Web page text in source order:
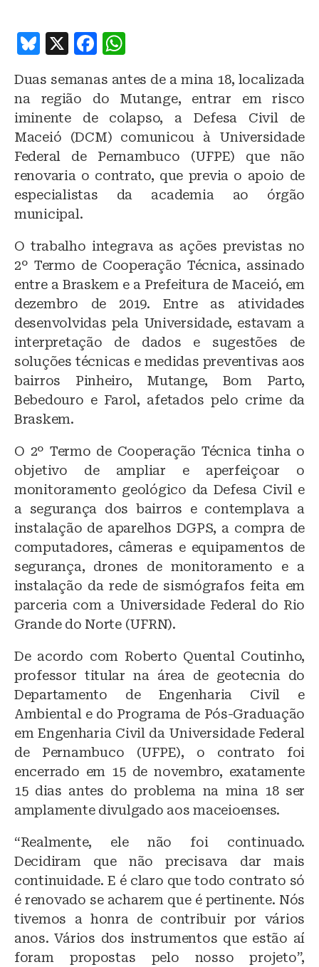
B
e
s
k
y
X
F
c
e
b
o
o
k
at
s
A
p
p
Duas semanas antes de a mina 18, localizada
na região do Mutange, entrar em risco
iminente de colapso, a Defesa Civil de
Maceió (DCM) comunicou à Universidade
Federal de Pernambuco (UFPE) que não
renovaria o contrato, que previa o apoio de
especialistas da academia ao órgão
municipal.
O trabalho integrava as ações previstas no
2º Termo de Cooperação Técnica, assinado
entre a Braskem e a Prefeitura de Maceió, em
dezembro de 2019. Entre as atividades
desenvolvidas pela Universidade, estavam a
interpretação de dados e sugestões de
soluções técnicas e medidas preventivas aos
bairros Pinheiro, Mutange, Bom Parto,
Bebedouro e Farol, afetados pelo crime da
Braskem.
O 2º Termo de Cooperação Técnica tinha o
objetivo de ampliar e aperfeiçoar o
monitoramento geológico da Defesa Civil e
a segurança dos bairros e contemplava a
instalação de aparelhos DGPS, a compra de
computadores, câmeras e equipamentos de
segurança, drones de monitoramento e a
instalação da rede de sismógrafos feita em
parceria com a Universidade Federal do Rio
Grande do Norte (UFRN).
De acordo com Roberto Quental Coutinho,
professor titular na área de geotecnia do
Departamento de Engenharia Civil e
Ambiental e do Programa de Pós-Graduação
em Engenharia Civil da Universidade Federal
de Pernambuco (UFPE), o contrato foi
encerrado em 15 de novembro, exatamente
15 dias antes do problema na mina 18 ser
amplamente divulgado aos maceioenses.
“Realmente, ele não foi continuado.
Decidiram que não precisava dar mais
continuidade. E é claro que todo contrato só
é renovado se acharem que é pertinente. Nós
tivemos a honra de contribuir por vários
anos. Vários dos instrumentos que estão aí
foram propostas pelo nosso projeto”,